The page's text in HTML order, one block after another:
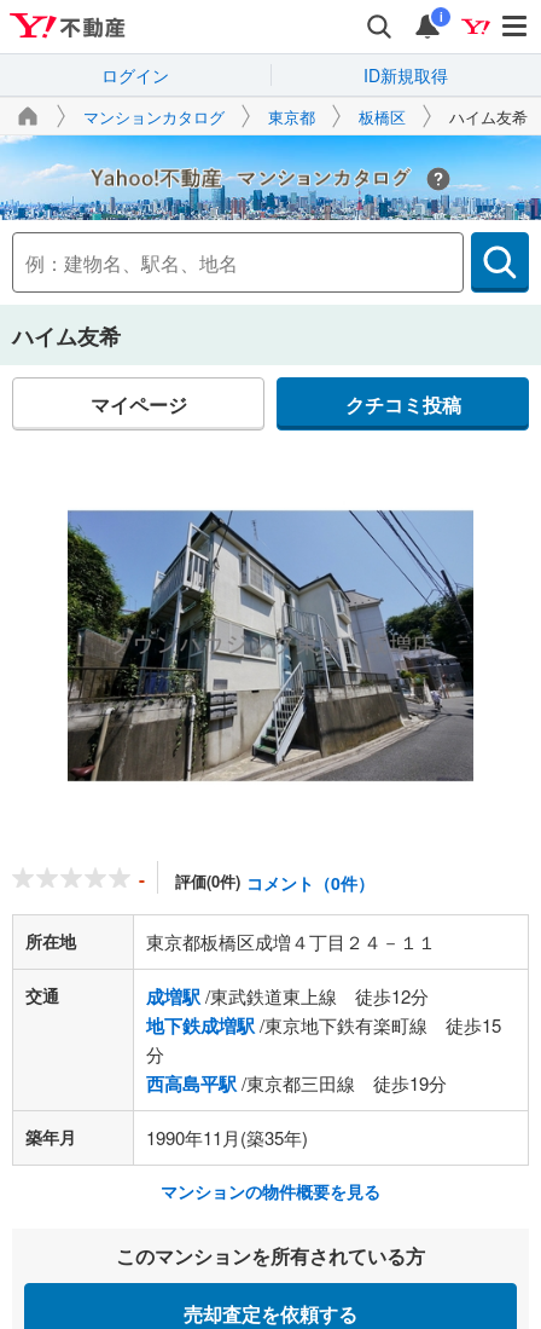
i
ログイン ID新規取得
マンションカタログ 東京都 板橋区 ハイム友希
Yahoo!不動産
ハイム友希
マイページ クチコミ投稿
- 評価(0件) コメント（0件）
所在地 東京都板橋区成増４丁目２４－１１
交通 成増駅/東武鉄道東上線 徒歩12分
地下鉄成増駅/東京地下鉄有楽町線 徒歩15
分
西高島平駅/東京都三田線 徒歩19分
築年月 1990年11月(築35年)
マンションの物件概要を見る
このマンションを所有されている方
売却査定を依頼する